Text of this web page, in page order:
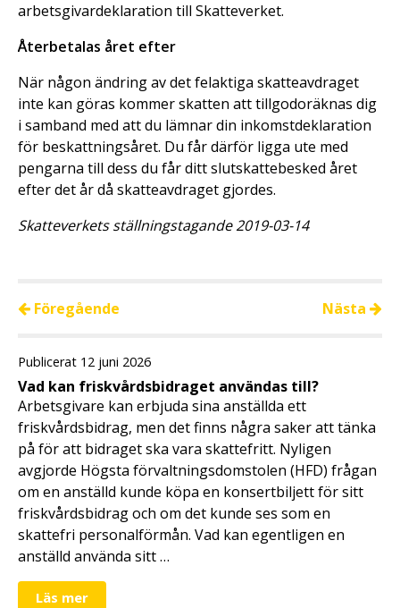
arbetsgivardeklaration till Skatteverket.
Återbetalas året efter
När någon ändring av det felaktiga skatteavdraget
inte kan göras kommer skatten att tillgodoräknas dig
i samband med att du lämnar din inkomstdeklaration
för beskattningsåret. Du får därför ligga ute med
pengarna till dess du får ditt slutskattebesked året
efter det år då skatteavdraget gjordes.
Skatteverkets ställningstagande 2019-03-14
Föregående Nästa
Publicerat 12 juni 2026
Vad kan friskvårdsbidraget användas till?
Arbetsgivare kan erbjuda sina anställda ett
friskvårdsbidrag, men det finns några saker att tänka
på för att bidraget ska vara skattefritt. Nyligen
avgjorde Högsta förvaltningsdomstolen (HFD) frågan
om en anställd kunde köpa en konsertbiljett för sitt
friskvårdsbidrag och om det kunde ses som en
skattefri personalförmån. Vad kan egentligen en
anställd använda sitt …
Läs mer